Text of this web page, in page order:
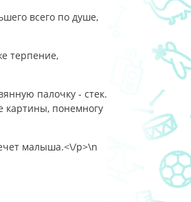
всего по душе,
терпение,
палочку - стек.
картины, понемногу
малыша.<\/p>\n